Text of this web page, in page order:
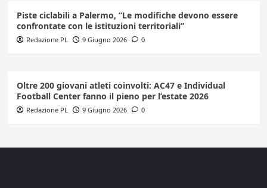
Piste ciclabili a Palermo, “Le modifiche devono essere
confrontate con le istituzioni territoriali”
Redazione PL 9 Giugno 2026 0
Oltre 200 giovani atleti coinvolti: AC47 e Individual
Football Center fanno il pieno per l’estate 2026
Redazione PL 9 Giugno 2026 0